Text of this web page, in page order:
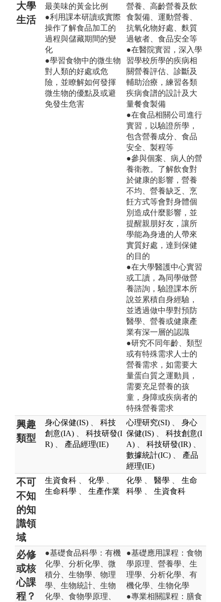
大學
生活
最美味的黃金比例
●利用課本研讀或實際
操作了解食品加工的
過程與儲藏期間的變
化
●學習食物中的微生物
對人類的好處或危
險，並瞭解如何發揮
微生物的優點及或避
免發生危害
營養、高齡營養及飲
食製備、運動營養、
抗氧化物好處、麩質
過敏者、食品安全等
●在醫院實習，深入學
習學校所學的疾病相
關營養評估、診斷及
輔助治療，練習各類
疾病食譜的設計及大
量餐食製備
●在食品相關公司進行
實習，以驗證所學，
包含營養成分、食品
安全、製程等
●參與個案、病人的營
養衛教。了解飲食對
於健康的影響，營養
不均、營養缺乏、烹
飪方式等會對身體個
別造成什麼影響，並
提醒親朋好友，讓所
學能為身邊的人帶來
實質好處，達到保健
的目的
●在大學醫護中心實習
或工讀，為同學做營
養諮詢，驗證課本所
說並累積自身經驗，
並透過做中學對預防
醫學、營養或健康產
業有深一層的認識
●研究不同年齡、類型
或有特殊需求人士的
營養需求，如需要大
量蛋白質之運動員，
需要充足營養的孩
童，身障或疾病者的
特殊營養需求
興趣
類型
身心保健(IS)
科技
創意(IA)
科技研發(I
R)
產品經理(IE)
心理研究(SI)
身心
保健(IS)
科技創意(I
A)
科技研發(IR)
數據統計(IC)
產品
經理(IE)
不可
不知
的知
識領
域
生資食科 化學
生命科學
生產作業
化學 醫學
生命
科學
生資食科
必修
或核
心課
程？
●基礎食品科學：有機
化學、分析化學、微
積分、生物學、物理
學、生物統計、生物
化學、食物學原理、
●基礎應用課程：食物
學原理、營養學、生
理學、分析化學、有
機化學、生物化學
●專業相關課程：膳食